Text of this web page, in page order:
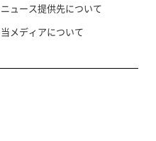
ニュース提供先について
当メディアについて